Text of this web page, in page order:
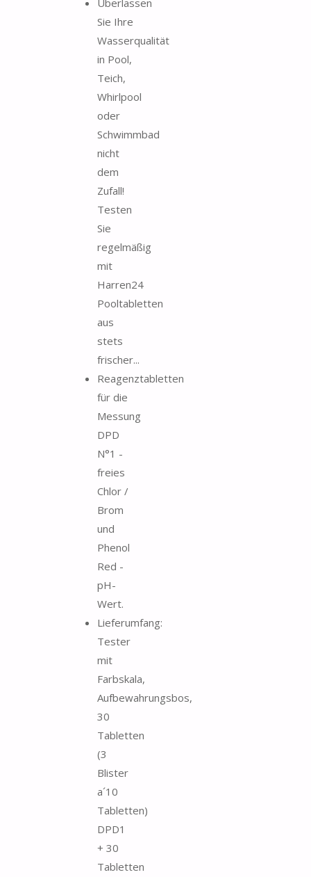
Sie Ihre
Wasserqualität
in Pool,
Teich,
Whirlpool
oder
Schwimmbad
nicht
dem
Zufall!
Testen
Sie
regelmäßig
mit
Harren24
Pooltabletten
aus
stets
frischer...
Reagenztabletten
für die
Messung
DPD
N°1 -
freies
Chlor /
Brom
und
Phenol
Red -
pH-
Wert.
Lieferumfang:
Tester
mit
Farbskala,
Aufbewahrungsbos,
30
Tabletten
(3
Blister
a´10
Tabletten)
DPD1
+ 30
Tabletten